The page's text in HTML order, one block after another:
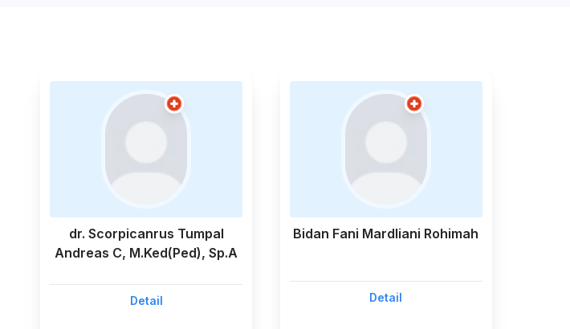
dr. Scorpicanrus Tumpal
Andreas C, M.Ked(Ped), Sp.A
Detail
Bidan Fani Mardliani Rohimah
Detail